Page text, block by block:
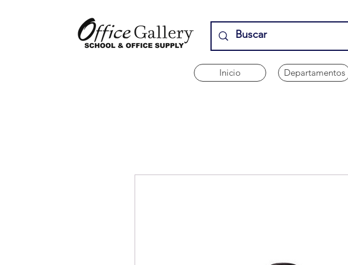
Inicio Departamentos